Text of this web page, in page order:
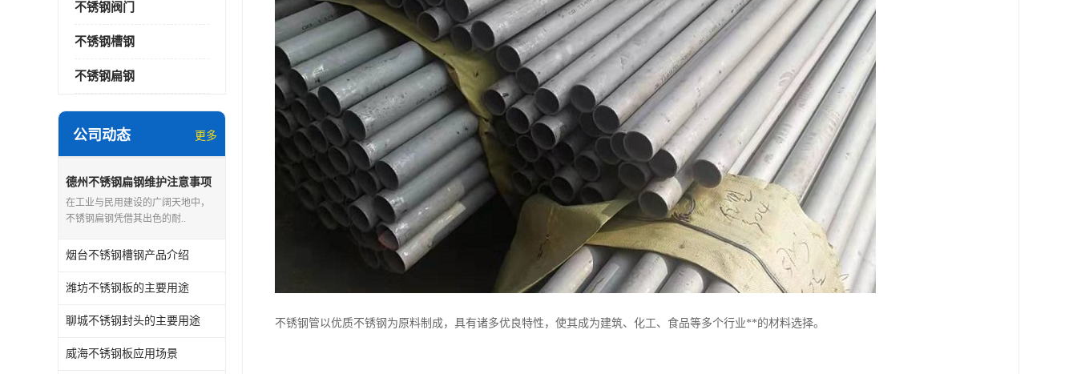
不锈钢阀门
不锈钢槽钢
不锈钢扁钢
公司动态 更多
德州不锈钢扁钢维护注意事项
在工业与民用建设的广阔天地中，
不锈钢扁钢凭借其出色的耐..
烟台不锈钢槽钢产品介绍
潍坊不锈钢板的主要用途
聊城不锈钢封头的主要用途
威海不锈钢板应用场景
不锈钢管以优质不锈钢为原料制成，具有诸多优良特性，使其成为建筑、化工、食品等多个行业**的材料选择。